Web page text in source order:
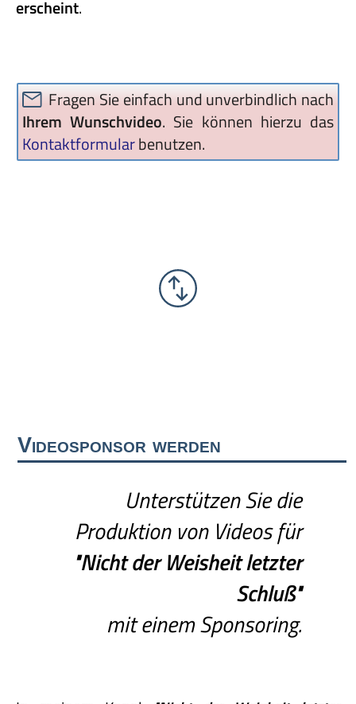
erscheint.
Fragen Sie einfach und unverbindlich nach
Ihrem Wunschvideo. Sie können hierzu das
Kontaktformularbenutzen.
Videosponsor werden
Unterstützen Sie die
Produktion von Videos für
"Nichtder Weisheitletzter
Schluß"
mit einem Sponsoring.